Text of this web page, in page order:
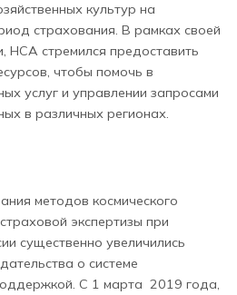
культур на
страхования. В рамках своей
НСА стремился предоставить
чтобы помочь в
услуг и управлении запросами
в различных регионах.
методов космического
экспертизы при
существенно увеличились
о системе
С 1 марта 2019 года,